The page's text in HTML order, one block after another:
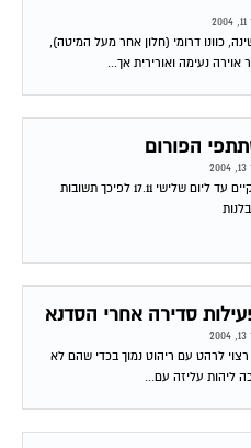
כוונו דרומי (חלון אחר מעל המיטה),
אוירה נעימה ואורירית אך...
מנהלות הפורום משתתפות בסמינר שמתקיים עד ליום שלישי 17.11 לפיכך תשובות
סדירה אחרי הסדנא
חדר ילדים את החדרים לילדים עד גיל 10 רצוי לרהט עם ריהוט נמוך בכדי שהם לא
ליהות עליזה עם...